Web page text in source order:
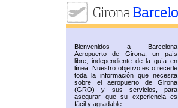
Bienvenidos a Barcelona
Aeropuerto de Girona, un país
libre, independiente de la guía en
línea. Nuestro objetivo es ofrecerle
toda la información que necesita
sobre el aeropuerto de Girona
(GRO) y sus servicios, para
asegurar que su experiencia es
fácil y agradable.